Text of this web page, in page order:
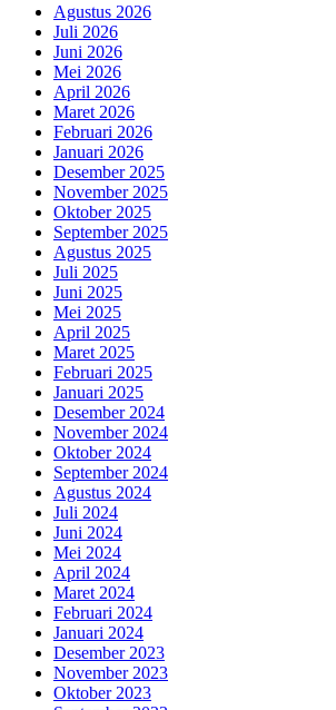
Agustus 2026
Juli 2026
Juni 2026
Mei 2026
April 2026
Maret 2026
Februari 2026
Januari 2026
Desember 2025
November 2025
Oktober 2025
September 2025
Agustus 2025
Juli 2025
Juni 2025
Mei 2025
April 2025
Maret 2025
Februari 2025
Januari 2025
Desember 2024
November 2024
Oktober 2024
September 2024
Agustus 2024
Juli 2024
Juni 2024
Mei 2024
April 2024
Maret 2024
Februari 2024
Januari 2024
Desember 2023
November 2023
Oktober 2023